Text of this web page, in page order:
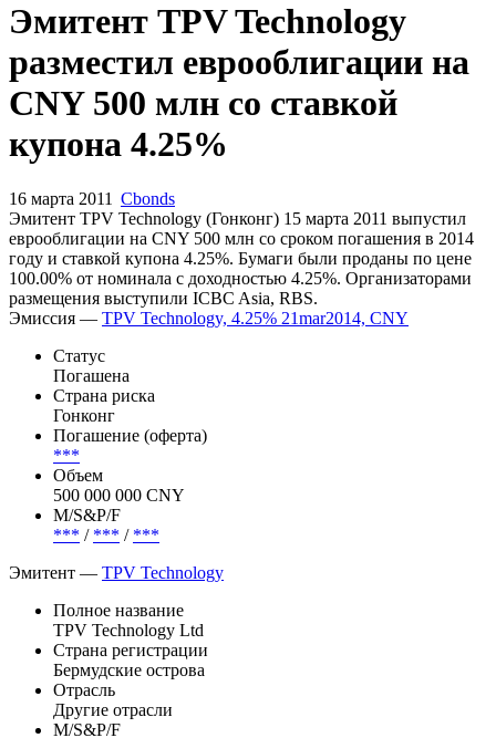
Эмитент TPV Technology
разместил еврооблигации на
CNY 500 млн со ставкой
купона 4.25%
16 марта 2011 Cbonds
Эмитент TPV Technology (Гонконг) 15 марта 2011 выпустил
еврооблигации на CNY 500 млн со сроком погашения в 2014
году и ставкой купона 4.25%. Бумаги были проданы по цене
100.00% от номинала с доходностью 4.25%. Организаторами
размещения выступили ICBC Asia, RBS.
Эмиссия — TPV Technology, 4.25% 21mar2014, CNY
Статус
Погашена
Страна риска
Гонконг
Погашение (оферта)
***
Объем
500 000 000 CNY
М/S&P/F
*** / *** / ***
Эмитент — TPV Technology
Полное название
TPV Technology Ltd
Страна регистрации
Бермудские острова
Отрасль
Другие отрасли
М/S&P/F